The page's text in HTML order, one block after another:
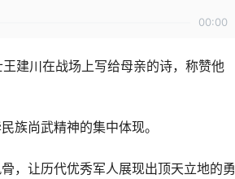
00:00
建川在战场上写给母亲的诗，称赞他
族尚武精神的集中体现。
，让历代优秀军人展现出顶天立地的勇